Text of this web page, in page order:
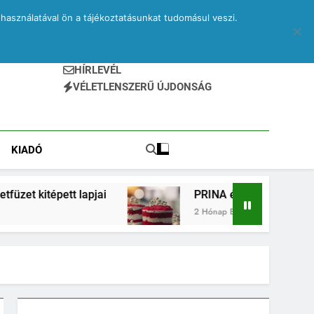
HÍRLEVÉL
VÉLETLENSZERŰ ÚJDONSÁG
KIADÓ
PRINA és kvantumsüti – egy elveszett
2 Hónap Ezelőtt
ön a tájékoztatásunkat tudomásul veszi.